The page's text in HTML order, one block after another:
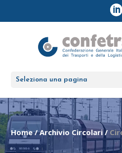
Seleziona una pagina
Home/Archivio Circolari/